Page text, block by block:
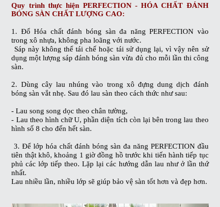
Quy trình thực hiện PERFECTION - HÓA CHẤT ĐÁNH
BÓNG SÀN CHẤT LƯỢNG CAO:
1. ĐổHóa chất đánh bóng sàn đa năng PERFECTION vào
trong xô nhựa, không pha loãng với nước.
Sáp này không thể tái chế hoặc tái sử dụng lại, vì vậy nên sử
dụng một lượng sáp đánh bóng sàn vừa đủ cho mỗi lần thi công
sàn.
2. Dùng cây lau nhúng vào trong xô đựngdung dịch đánh
bóng sànvắt nhẹ. Sau đó lau sàn theo cách thức như sau:
- Lau song song dọc theo chân tường,
- Lau theo hình chữ U, phần diện tích còn lại bên trong lau theo
hình số 8 cho đến hết sàn.
3. Để lớphóa chất đánh bóng sàn đa năng PERFECTIONđầu
tiên thật khô, khoảng 1 giờ đồng hồ trước khi tiến hành tiếp tục
phủ các lớp tiếp theo. Lặp lại các hướng dẫn lau như ở lần thứ
nhất.
Lau nhiều lần, nhiều lớp sẽ giúp bảo vệ sàn tốt hơn và đẹp hơn.